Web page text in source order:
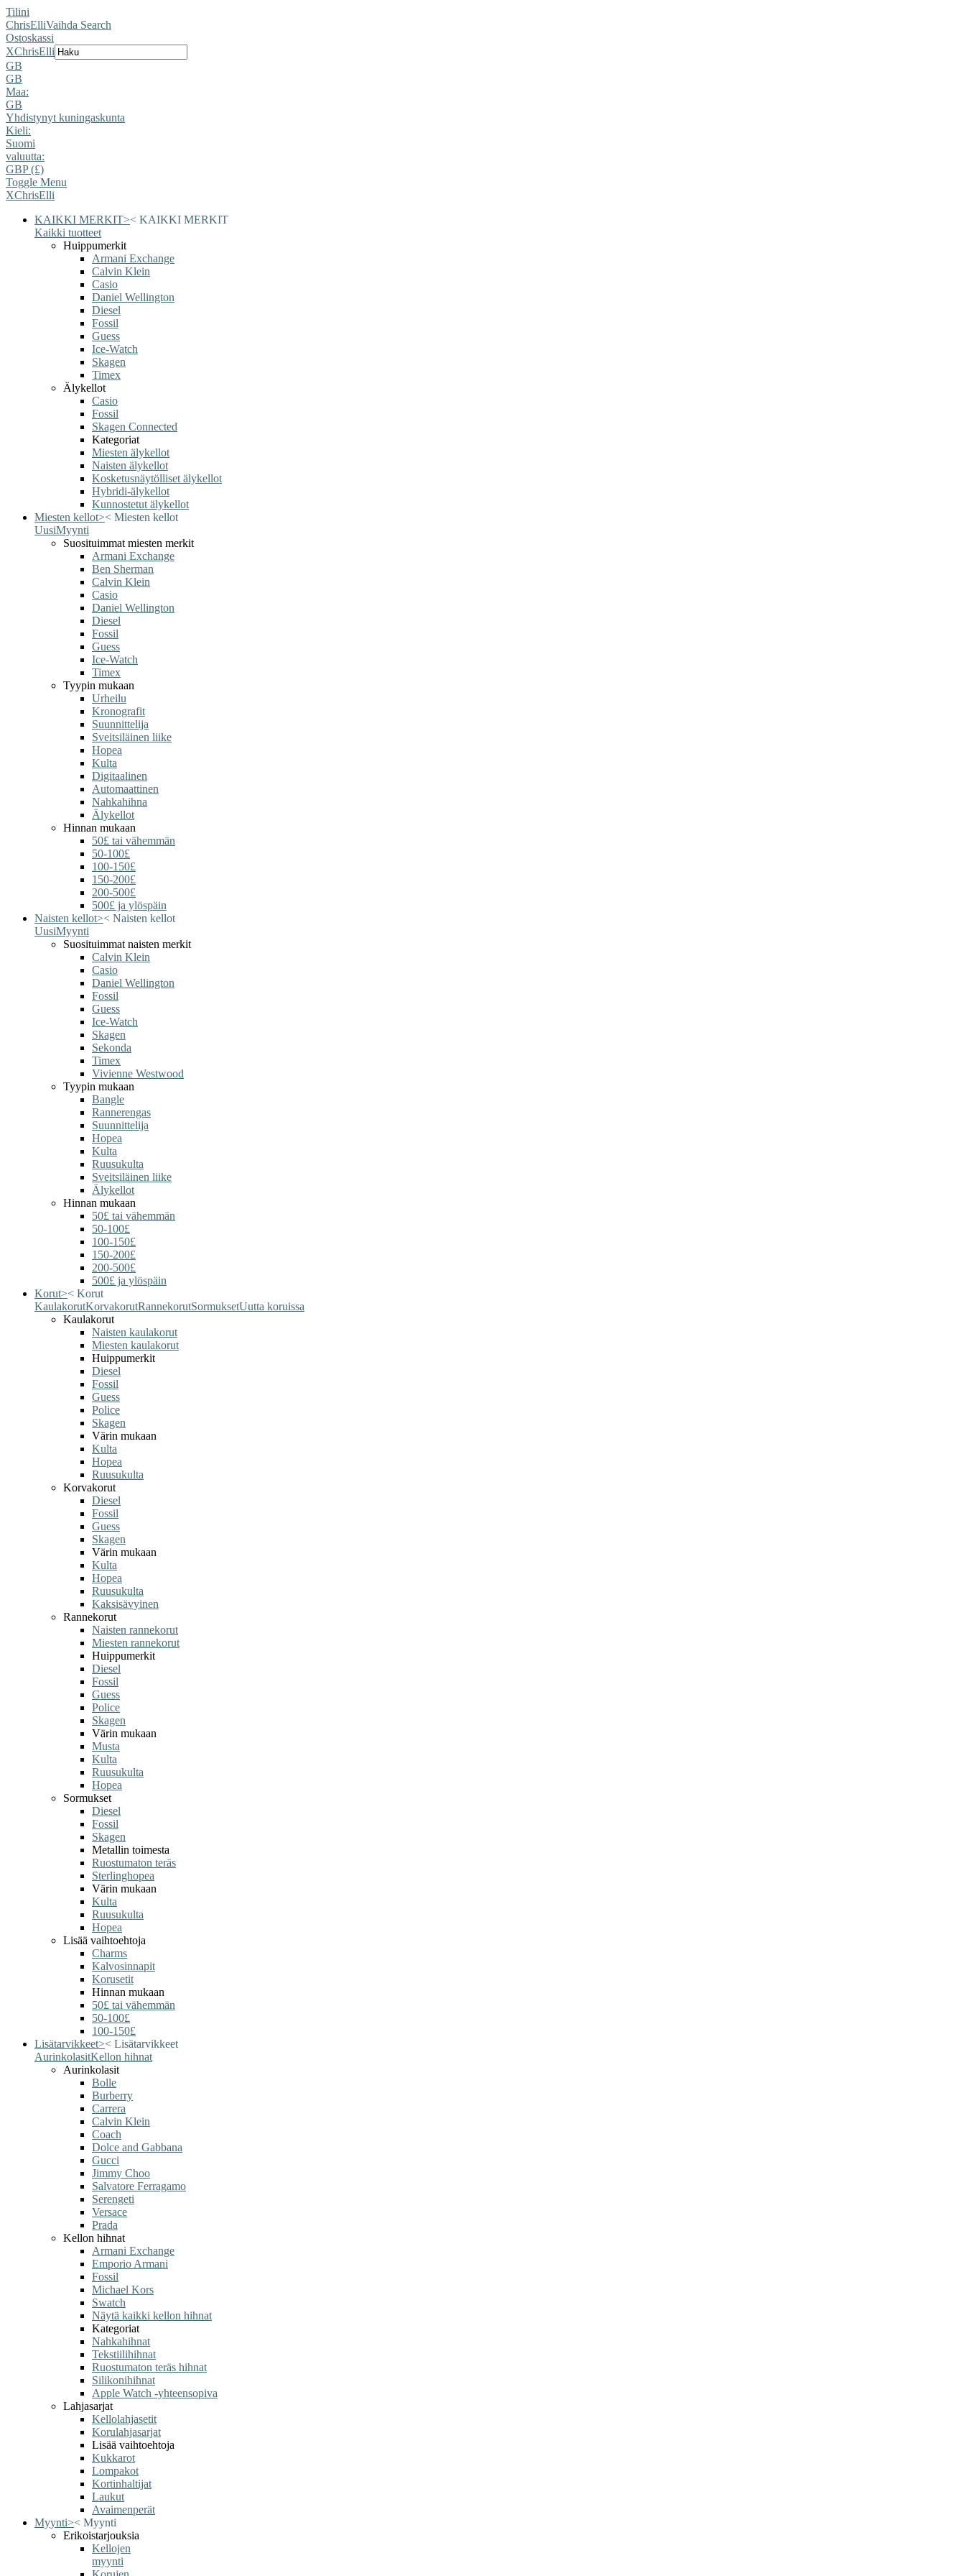
Tilini
ChrisElliVaihda Search
Ostoskassi
XChrisElli
GB
GB
Maa:
GB
Yhdistynyt kuningaskunta
Kieli:
Suomi
valuutta:
GBP (£)
Toggle Menu
XChrisElli
KAIKKI MERKIT>< KAIKKI MERKIT
Kaikki tuotteet
Huippumerkit
Armani Exchange
Calvin Klein
Casio
Daniel Wellington
Diesel
Fossil
Guess
Ice-Watch
Skagen
Timex
Älykellot
Casio
Fossil
Skagen Connected
Kategoriat
Miesten älykellot
Naisten älykellot
Kosketusnäytölliset älykellot
Hybridi-älykellot
Kunnostetut älykellot
Miesten kellot>< Miesten kellot
UusiMyynti
Suosituimmat miesten merkit
Armani Exchange
Ben Sherman
Calvin Klein
Casio
Daniel Wellington
Diesel
Fossil
Guess
Ice-Watch
Timex
Tyypin mukaan
Urheilu
Kronografit
Suunnittelija
Sveitsiläinen liike
Hopea
Kulta
Digitaalinen
Automaattinen
Nahkahihna
Älykellot
Hinnan mukaan
50£ tai vähemmän
50-100£
100-150£
150-200£
200-500£
500£ ja ylöspäin
Naisten kellot>< Naisten kellot
UusiMyynti
Suosituimmat naisten merkit
Calvin Klein
Casio
Daniel Wellington
Fossil
Guess
Ice-Watch
Skagen
Sekonda
Timex
Vivienne Westwood
Tyypin mukaan
Bangle
Rannerengas
Suunnittelija
Hopea
Kulta
Ruusukulta
Sveitsiläinen liike
Älykellot
Hinnan mukaan
50£ tai vähemmän
50-100£
100-150£
150-200£
200-500£
500£ ja ylöspäin
Korut>< Korut
KaulakorutKorvakorutRannekorutSormuksetUutta koruissa
Kaulakorut
Naisten kaulakorut
Miesten kaulakorut
Huippumerkit
Diesel
Fossil
Guess
Police
Skagen
Värin mukaan
Kulta
Hopea
Ruusukulta
Korvakorut
Diesel
Fossil
Guess
Skagen
Värin mukaan
Kulta
Hopea
Ruusukulta
Kaksisävyinen
Rannekorut
Naisten rannekorut
Miesten rannekorut
Huippumerkit
Diesel
Fossil
Guess
Police
Skagen
Värin mukaan
Musta
Kulta
Ruusukulta
Hopea
Sormukset
Diesel
Fossil
Skagen
Metallin toimesta
Ruostumaton teräs
Sterlinghopea
Värin mukaan
Kulta
Ruusukulta
Hopea
Lisää vaihtoehtoja
Charms
Kalvosinnapit
Korusetit
Hinnan mukaan
50£ tai vähemmän
50-100£
100-150£
Lisätarvikkeet>< Lisätarvikkeet
AurinkolasitKellon hihnat
Aurinkolasit
Bolle
Burberry
Carrera
Calvin Klein
Coach
Dolce and Gabbana
Gucci
Jimmy Choo
Salvatore Ferragamo
Serengeti
Versace
Prada
Kellon hihnat
Armani Exchange
Emporio Armani
Fossil
Michael Kors
Swatch
Näytä kaikki kellon hihnat
Kategoriat
Nahkahihnat
Tekstiilihihnat
Ruostumaton teräs hihnat
Silikonihihnat
Apple Watch -yhteensopiva
Lahjasarjat
Kellolahjasetit
Korulahjasarjat
Lisää vaihtoehtoja
Kukkarot
Lompakot
Kortinhaltijat
Laukut
Avaimenperät
Myynti>< Myynti
Erikoistarjouksia
Kellojen
myynti